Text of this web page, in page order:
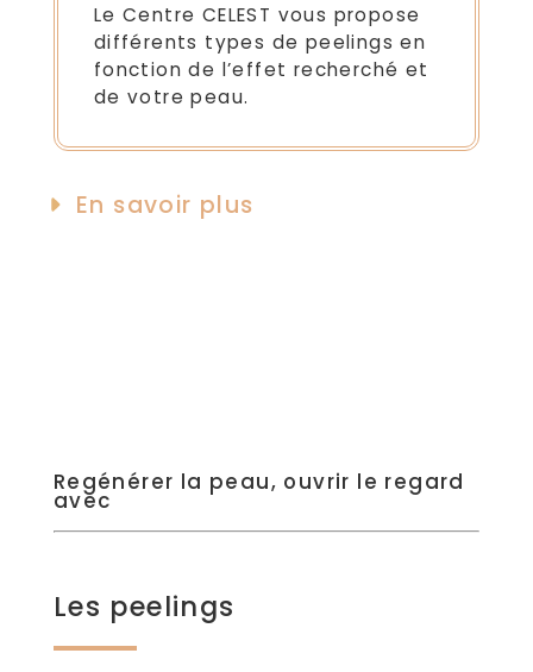
Le Centre CELEST vous propose
différents types de peelings en
fonction de l’effet recherché et
de votre peau.
En savoir plus
Regénérer la peau, ouvrir le regard
avec
Les peelings